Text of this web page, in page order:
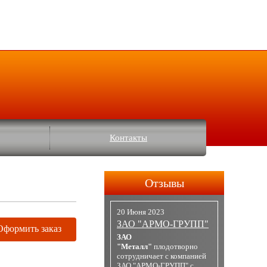
Контакты
заказ
Отзывы
20 Июня 2023
ЗАО "АРМО-ГРУПП"
ЗАО
"Металл" плодотворно
сотрудничает с компанией